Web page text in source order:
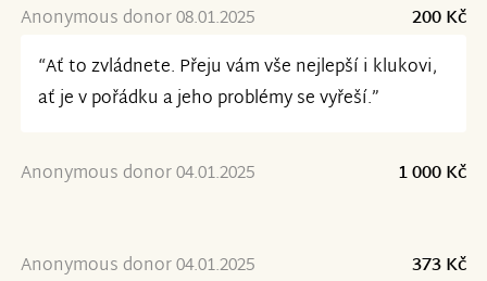
Anonymous donor 08.01.2025
200 Kč
“Ať to zvládnete. Přeju vám vše nejlepší i klukovi,
ať je v pořádku a jeho problémy se vyřeší.”
Anonymous donor 04.01.2025 1 000 Kč
Anonymous donor 04.01.2025
373 Kč